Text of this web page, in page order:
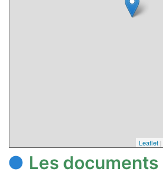
Leaflet
Les documents